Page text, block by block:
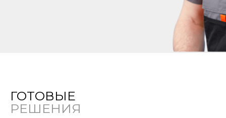
ГОТОВЫЕ
РЕШЕНИЯ